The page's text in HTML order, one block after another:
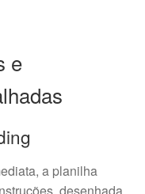
e
a planilha
desenhada